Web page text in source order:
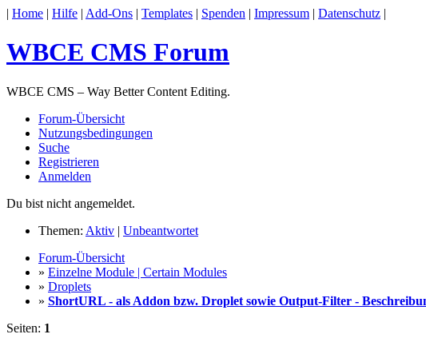
| Home | Hilfe | Add-Ons | Templates | Spenden | Impressum | Datenschutz |
WBCE CMS Forum
WBCE CMS – Way Better Content Editing.
Forum-Übersicht
Nutzungsbedingungen
Suche
Registrieren
Anmelden
Du bist nicht angemeldet.
Themen: Aktiv | Unbeantwortet
Forum-Übersicht
» Einzelne Module | Certain Modules
» Droplets
» ShortURL - als Addon bzw. Droplet sowie Output-Filter -
Seiten: 1